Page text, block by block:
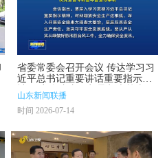
省委常委会召开会议 传达学习习
近平总书记重要讲话重要指示精
神 研究全省专项督导督查等事项
山东新闻联播
时间 2026-07-14